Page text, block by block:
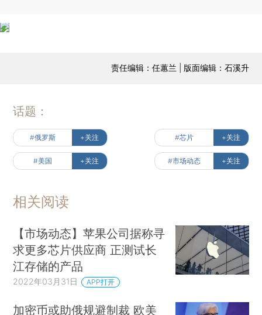
责任编辑：任蕙兰 | 版面编辑：石溪升
话题：
#俄罗斯 +关注 #芯片 +关注
#美国 +关注 #市场动态 +关注
相关阅读
【市场动态】苹果公司据称寻
求更多芯片供应商 正测试长
江存储的产品
2022年03月31日 APP打开
加密币或助俄规避制裁 欧美